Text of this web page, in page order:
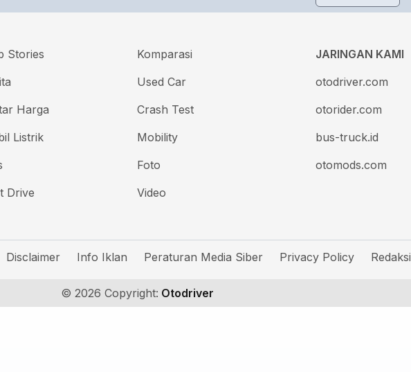
Stories
Harga
Listrik
Drive
Komparasi
Used Car
Crash Test
Mobility
Foto
Video
JARINGAN KAMI
otodriver.com
otorider.com
bus-truck.id
otomods.com
Disclaimer Info Iklan Peraturan Media Siber Privacy Policy Redaksi
© 2026 Copyright: Otodriver